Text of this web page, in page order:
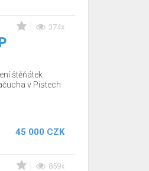
374x
štěňátek
v Pístech
45 000 CZK
859x